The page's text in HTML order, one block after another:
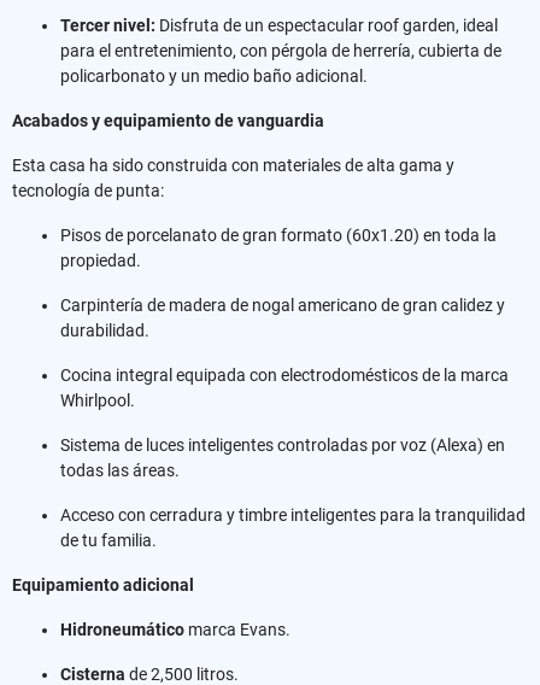
Tercer nivel: Disfruta de un espectacular roof garden, ideal
para el entretenimiento, con pérgola de herrería, cubierta de
policarbonato y un medio baño adicional.
Acabados y equipamiento de vanguardia
Esta casa ha sido construida con materiales de alta gama y
tecnología de punta:
Pisos de porcelanato de gran formato (60x1.20) en toda la
propiedad.
Carpintería de madera de nogal americano de gran calidez y
durabilidad.
Cocina integral equipada con electrodomésticos de la marca
Whirlpool.
Sistema de luces inteligentes controladas por voz (Alexa) en
todas las áreas.
Acceso con cerradura y timbre inteligentes para la tranquilidad
de tu familia.
Equipamiento adicional
Hidroneumático marca Evans.
Cisterna de 2,500 litros.